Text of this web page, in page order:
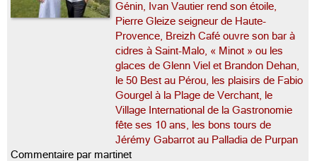
Génin, Ivan Vautier rend son étoile,
Pierre Gleize seigneur de Haute-
Provence, Breizh Café ouvre son bar à
cidres à Saint-Malo, « Minot » ou les
glaces de Glenn Viel et Brandon Dehan,
le 50 Best au Pérou, les plaisirs de Fabio
Gourgel à la Plage de Verchant, le
Village International de la Gastronomie
fête ses 10 ans, les bons tours de
Jérémy Gabarrot au Palladia de Purpan
Commentaire par martinet